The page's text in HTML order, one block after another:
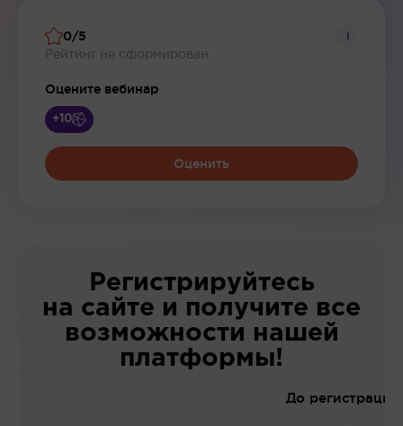
0/5
Рейтинг не сформирован
i
Оцените вебинар
+10
Оценить
Регистрируйтесь
на сайте и получите все
возможности нашей
платформы!
До регистрации